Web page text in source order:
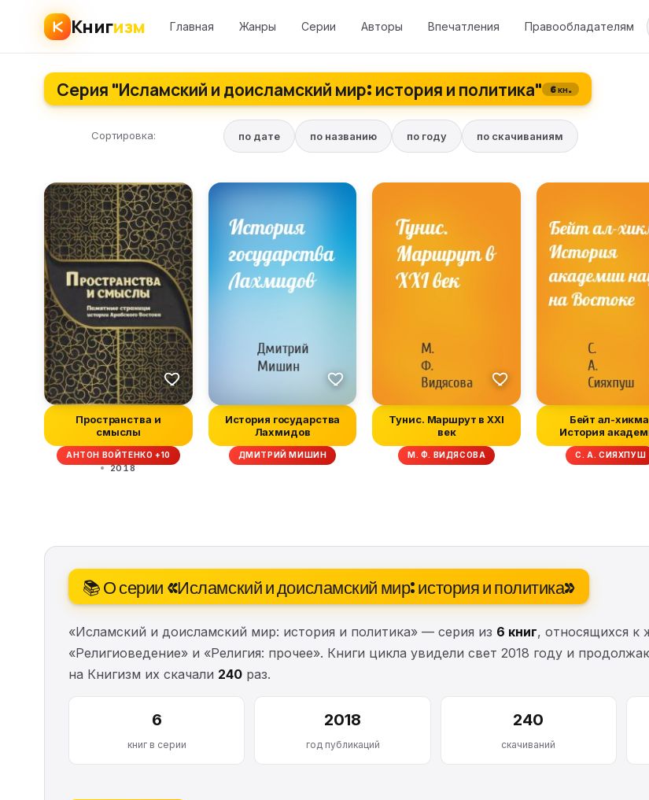
Книгизм Главная Жанры Серии Авторы Впечатления Правообладателям
Серия "Исламский и доисламский мир: история и политика" 6 кн.
Сортировка: по дате по названию по году по скачиваниям
Пространства и
смыслы
АНТОН ВОЙТЕНКО +10
2018
История государства
Лахмидов
ДМИТРИЙ МИШИН
Тунис. Маршрут в XXI
век
М. Ф. ВИДЯСОВА
Бейт ал-
История
наук на
С. А. СИЯХПУШ
📚 О серии «Исламский и доисламский мир: история и политика»
«Исламский и доисламский мир: история и политика» — серия из 6 книг, относящихся к
«Религиоведение» и «Религия: прочее». Книги цикла увидели свет 2018 году и
на Книгизм их скачали 240 раз.
6
книг в серии
2018
год публикаций
240
скачиваний